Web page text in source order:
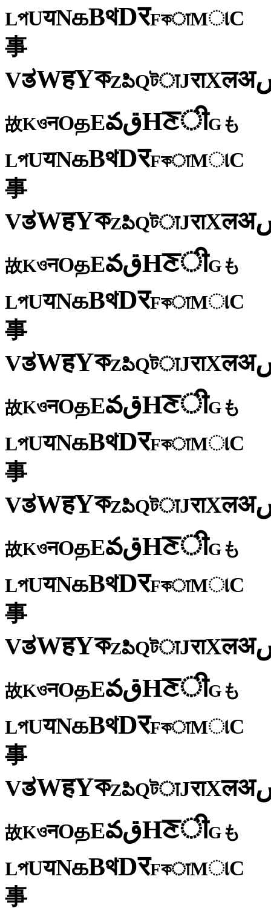
LপUयNகBথDरFকाMાC
事
VತWहYকZపిQটाJराXलअ
故KওनOதEవقHਣीGも
LপUयNகBথDरFকाMાC
事
VತWहYকZపిQটाJराXलअ
故KওनOதEవقHਣीGも
LপUयNகBথDरFকाMાC
事
VತWहYকZపిQটाJराXलअ
故KওनOதEవقHਣीGも
LপUयNகBথDरFকाMાC
事
VತWहYকZపిQটाJराXलअ
故KওनOதEవقHਣीGも
LপUयNகBথDरFকाMાC
事
VತWहYকZపిQটाJराXलअ
故KওनOதEవقHਣीGも
LপUयNகBথDरFকाMાC
事
VತWहYকZపిQটाJराXलअ
故KওनOதEవقHਣीGも
LপUयNகBথDरFকाMાC
事